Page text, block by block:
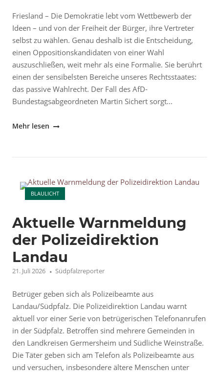
Friesland – Die Demokratie lebt vom Wettbewerb der
Ideen – und von der Freiheit der Bürger, ihre Vertreter
selbst zu wählen. Genau deshalb ist die Entscheidung,
einen Oppositionskandidaten von einer Wahl
auszuschließen, weit mehr als eine Formalie. Sie berührt
einen der sensibelsten Bereiche unseres Rechtsstaates:
das passive Wahlrecht. Der Fall des AfD-
Bundestagsabgeordneten Martin Sichert sorgt...
"Friesland:
wer
kandidieren
–
Demokratie
dem
Prüfstand"
Mehr lesen
BLAULICHT
Open post
Aktuelle Warnmeldung
der Polizeidirektion
Landau
21. Juli 2026 Südpfalzreporter
Betrüger geben sich als Polizeibeamte aus
Landau/Südpfalz. Die Polizeidirektion Landau warnt
aktuell vor einer Serie von betrügerischen Telefonanrufen
in der Südpfalz. Betroffen sind mehrere Gemeinden in
den Landkreisen Germersheim und Südliche Weinstraße.
Die Täter geben sich am Telefon als Polizeibeamte aus
und versuchen, insbesondere ältere Menschen unter